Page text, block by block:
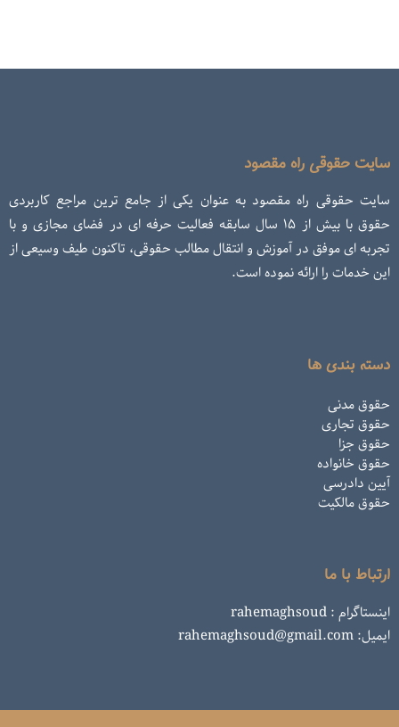
سایت حقوقی راه مقصود
سایت حقوقی راه مقصود به عنوان یکی از جامع ترین مراجع کاربردی
حقوق با بیش از ۱۵ سال سابقه فعالیت حرفه ای در فضای مجازی و با
تجربه ای موفق در آموزش و انتقال مطالب حقوقی، تاکنون طیف وسیعی از
این خدمات را ارائه نموده است.
دسته بندی ها
حقوق مدنی
حقوق تجاری
حقوق جزا
حقوق خانواده
آیین دادرسی
حقوق مالکیت
ارتباط با ما
اینستاگرام : rahemaghsoud
ایمیل: rahemaghsoud@gmail.com